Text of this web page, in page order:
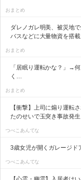
おまとめ
ダレノガレ明美、被災地
バスなどに大量物資を搭
おまとめ
「居眠り運転かな？」→
く…
おまとめ
【衝撃】上司に煽り運転
たのせいで玉突き事故発生
つべこあんてな
3歳女児が開くガレージド
つべこあんてな